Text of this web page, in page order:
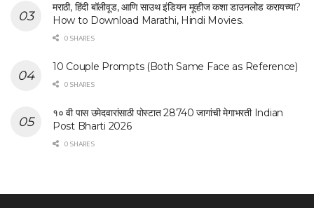
मराठी, हिंदी बॉलीवूड, आणि साउथ इंडियन मूव्हीज कशा डाउनलोड करायच्या?
How to Download Marathi, Hindi Movies.
0 SHARES
10 Couple Prompts (Both Same Face as Reference)
0 SHARES
१० वी पास उमेदवारांसाठी पोस्टात 28740 जागांची मेगाभरती Indian
Post Bharti 2026
0 SHARES